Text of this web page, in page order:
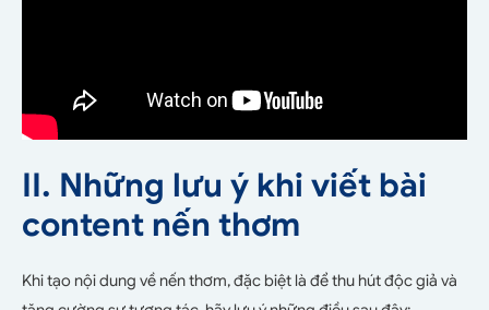
II. Những lưu ý khi viết bài
content nến thơm
Khi tạo nội dung về nến thơm, đặc biệt là để thu hút độc giả và